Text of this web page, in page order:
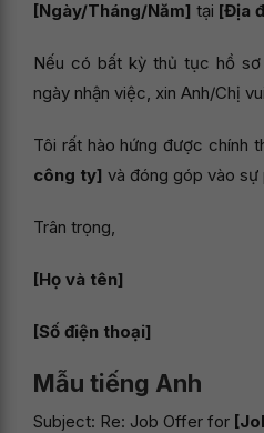
[Ngày/Tháng/Năm] tại [Địa
Nếu có bất kỳ thủ tục hồ
ngày nhận việc, xin Anh/Chị
Tôi rất hào hứng được chính
công ty] và đóng góp vào sự
Trân trọng,
[Họ và tên]
[Số điện thoại]
Mẫu tiếng Anh
Subject: Re: Job Offer for